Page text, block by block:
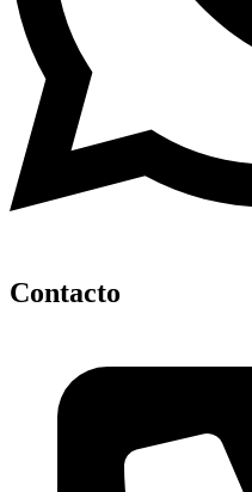
Contacto